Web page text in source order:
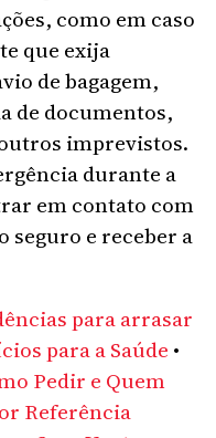
como em caso
que exija
de bagagem,
de documentos,
imprevistos.
durante a
em contato com
seguro e receber a
para arrasar
para a Saúde •
Pedir e Quem
Referência